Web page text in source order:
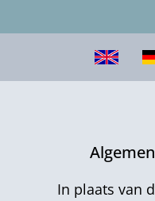
In plaats van